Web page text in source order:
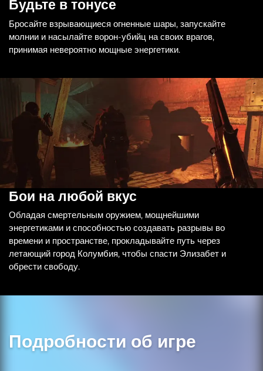
Будьте в тонусе
Бросайте взрывающиеся огненные шары, запускайте
молнии и насылайте ворон-убийц на своих врагов,
принимая невероятно мощные энергетики.
Бои на любой вкус
Обладая смертельным оружием, мощнейшими
энергетиками и способностью создавать разрывы во
времени и пространстве, прокладывайте путь через
летающий город Колумбия, чтобы спасти Элизабет и
обрести свободу.
Подробности об игре